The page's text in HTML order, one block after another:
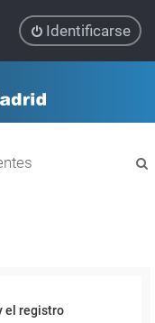
Identificarse
el registro